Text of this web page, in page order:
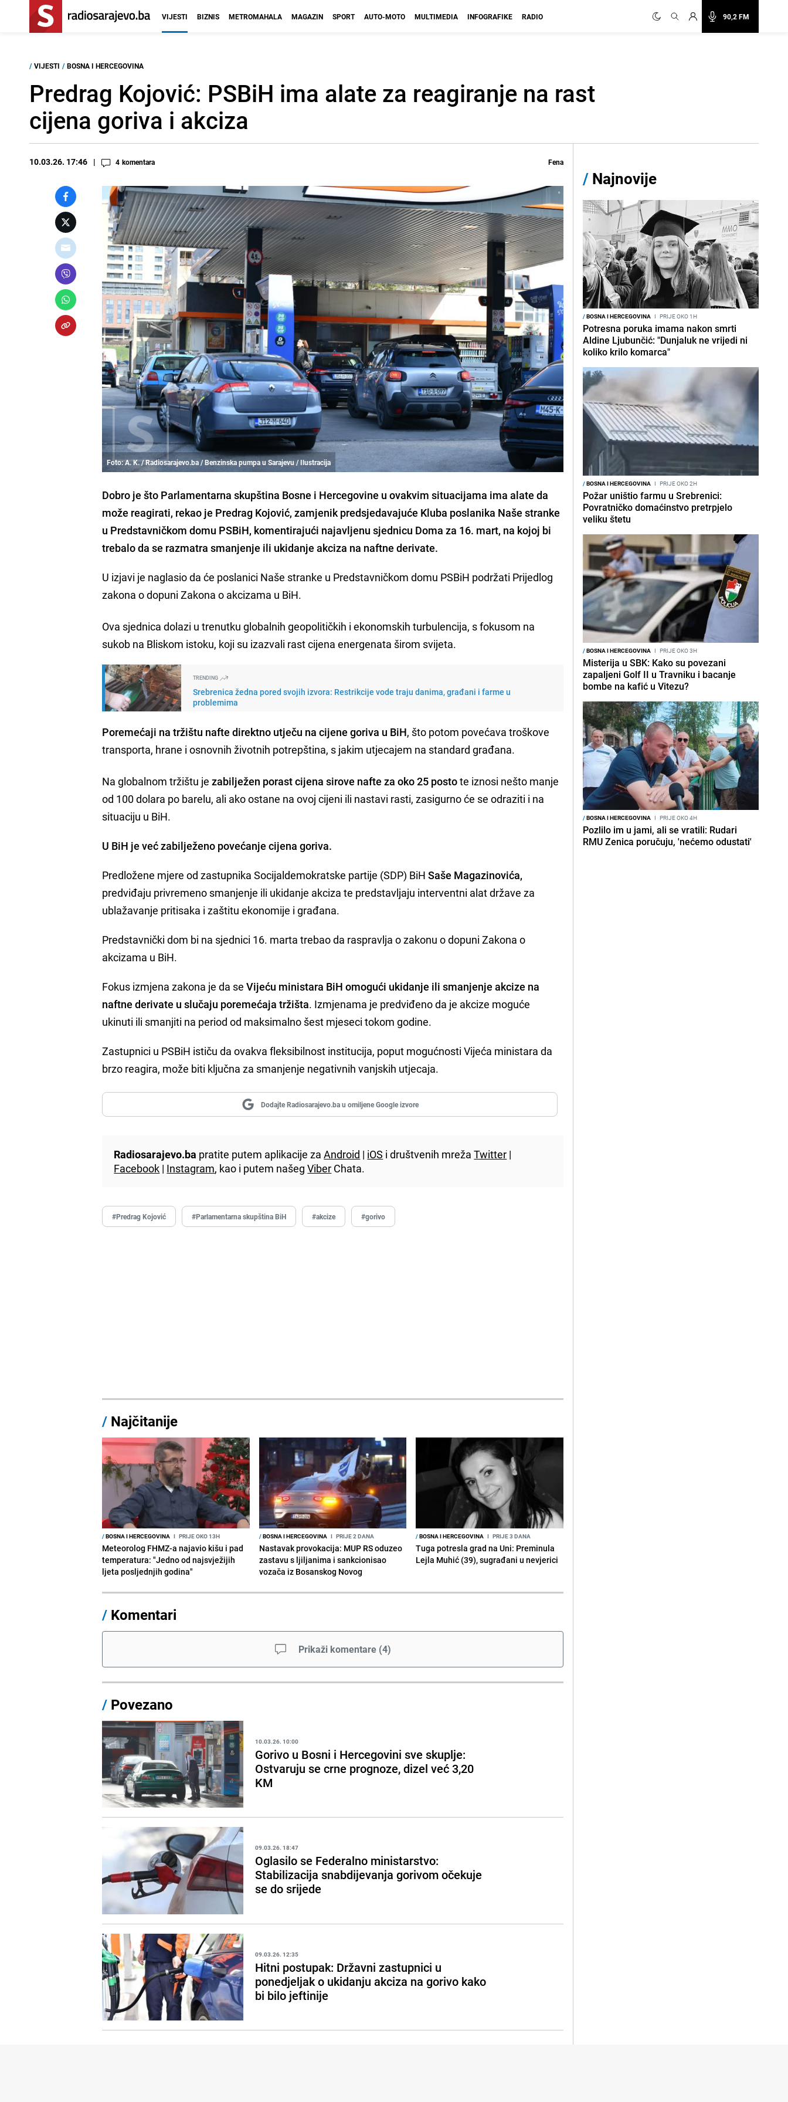
90,2 FM
VIJESTI BIZNIS METROMAHALA MAGAZIN SPORT AUTO-MOTO MULTIMEDIA INFOGRAFIKE RADIO
/ VIJESTI / BOSNA I HERCEGOVINA
Predrag Kojović: PSBiH ima alate za reagiranje na rast
cijena goriva i akciza
10.03.26. 17:46 4 komentara Fena
Foto: A. K. / Radiosarajevo.ba / Benzinska pumpa u Sarajevu / Ilustracija
Dobro je što Parlamentarna skupština Bosne i Hercegovine u ovakvim situacijama ima alate da
može reagirati, rekao je Predrag Kojović, zamjenik predsjedavajuće Kluba poslanika Naše stranke
u Predstavničkom domu PSBiH, komentirajući najavljenu sjednicu Doma za 16. mart, na kojoj bi
trebalo da se razmatra smanjenje ili ukidanje akciza na naftne derivate.
U izjavi je naglasio da će poslanici Naše stranke u Predstavničkom domu PSBiH podržati Prijedlog
zakona o dopuni Zakona o akcizama u BiH.
Ova sjednica dolazi u trenutku globalnih geopolitičkih i ekonomskih turbulencija, s fokusom na
sukob na Bliskom istoku, koji su izazvali rast cijena energenata širom svijeta.
TRENDING
Srebrenica žedna pored svojih izvora: Restrikcije vode traju danima, građani i farme u
problemima
Poremećaji na tržištu nafte direktno utječu na cijene goriva u BiH, što potom povećava troškove
transporta, hrane i osnovnih životnih potrepština, s jakim utjecajem na standard građana.
Na globalnom tržištu je zabilježen porast cijena sirove nafte za oko 25 postote iznosi nešto manje
od 100 dolara po barelu, ali ako ostane na ovoj cijeni ili nastavi rasti, zasigurno će se odraziti i na
situaciju u BiH.
U BiH je već zabilježeno povećanje cijena goriva.
Predložene mjere od zastupnika Socijaldemokratske partije (SDP) BiHSaše Magazinovića,
predviđaju privremeno smanjenje ili ukidanje akciza te predstavljaju interventni alat države za
ublažavanje pritisaka i zaštitu ekonomije i građana.
Predstavnički dom bi na sjednici 16. marta trebao da raspravlja o zakonu o dopuni Zakona o
akcizama u BiH.
Fokus izmjena zakona je da seVijeću ministara BiH omogući ukidanje ili smanjenje akcize na
naftne derivate u slučaju poremećaja tržišta. Izmjenama je predviđeno da je akcize moguće
ukinuti ili smanjiti na period od maksimalno šest mjeseci tokom godine.
Zastupnici u PSBiH ističu da ovakva fleksibilnost institucija, poput mogućnosti Vijeća ministara da
brzo reagira, može biti ključna za smanjenje negativnih vanjskih utjecaja.
Dodajte Radiosarajevo.ba u omiljene Google izvore
Radiosarajevo.ba pratite putem aplikacije zaAndroid | iOS i društvenih mrežaTwitter |
Facebook | Instagram, kao i putem našegViber Chata.
#Predrag Kojović #Parlamentarna skupština BiH #akcize #gorivo
/ Najčitanije
/BOSNA I HERCEGOVINA I PRIJE OKO 13H
Meteorolog FHMZ-a najavio kišu i pad
temperatura: "Jedno od najsvježijih
ljeta posljednjih godina"
/BOSNA I HERCEGOVINA I PRIJE 2 DANA
Nastavak provokacija: MUP RS oduzeo
zastavu s ljiljanima i sankcionisao
vozača iz Bosanskog Novog
/BOSNA I HERCEGOVINA I PRIJE 3 DANA
Tuga potresla grad na Uni: Preminula
Lejla Muhić (39), sugrađani u nevjerici
/ Komentari
Prikaži komentare (4)
/ Povezano
10.03.26. 10:00
Gorivo u Bosni i Hercegovini sve skuplje:
Ostvaruju se crne prognoze, dizel već 3,20
KM
09.03.26. 18:47
Oglasilo se Federalno ministarstvo:
Stabilizacija snabdijevanja gorivom očekuje
se do srijede
09.03.26. 12:35
Hitni postupak: Državni zastupnici u
ponedjeljak o ukidanju akciza na gorivo kako
bi bilo jeftinije
/ Najnovije
/BOSNA I HERCEGOVINA I PRIJE OKO 1H
Potresna poruka imama nakon smrti
Aldine Ljubunčić: "Dunjaluk ne vrijedi ni
koliko krilo komarca"
/BOSNA I HERCEGOVINA I PRIJE OKO 2H
Požar uništio farmu u Srebrenici:
Povratničko domaćinstvo pretrpjelo
veliku štetu
/BOSNA I HERCEGOVINA I PRIJE OKO 3H
Misterija u SBK: Kako su povezani
zapaljeni Golf II u Travniku i bacanje
bombe na kafić u Vitezu?
/BOSNA I HERCEGOVINA I PRIJE OKO 4H
Pozlilo im u jami, ali se vratili: Rudari
RMU Zenica poručuju, 'nećemo odustati'